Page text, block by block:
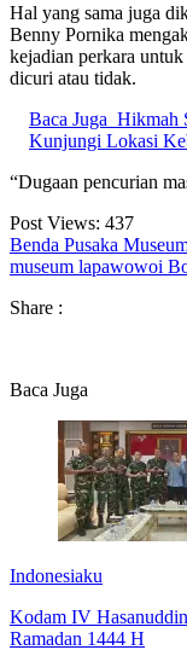
Hal yang sama juga
Benny Pornika
kejadian perkara
dicuri atau tidak.
Baca Juga Hikmah
Kunjungi Lokasi
“Dugaan pencurian
Post Views: 437
Benda Pusaka
museum lapawowoi
Share :
Baca Juga
Indonesiaku
Kodam IV
Ramadan 1444 H